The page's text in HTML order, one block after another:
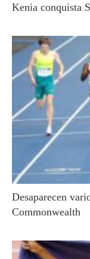
Kenia conquista
Desaparecen
Commonwealth